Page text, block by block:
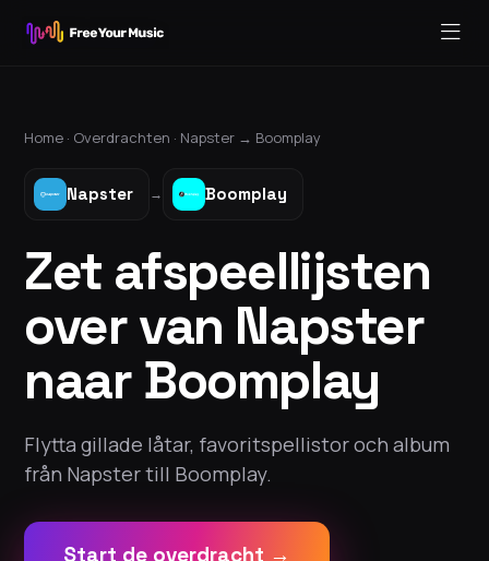
Home · Overdrachten · Napster → Boomplay
Napster → Boomplay
Zet afspeellijsten
over van Napster
naar Boomplay
Flytta gillade låtar, favoritspellistor och album
från Napster till Boomplay.
Start de overdracht →